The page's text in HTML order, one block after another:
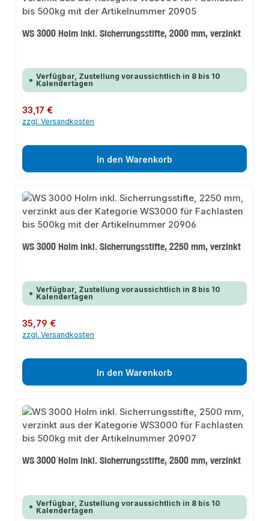
WS 3000 Holm inkl. Sicherrungsstifte, 2000 mm, verzinkt
Verfügbar, Zustellung voraussichtlich in 8 bis 10
Kalendertagen
Regulärer Preis:
33,17 €
zzgl. Versandkosten
In den Warenkorb
WS 3000 Holm inkl. Sicherrungsstifte, 2250 mm, verzinkt
Verfügbar, Zustellung voraussichtlich in 8 bis 10
Kalendertagen
Regulärer Preis:
35,79 €
zzgl. Versandkosten
In den Warenkorb
WS 3000 Holm inkl. Sicherrungsstifte, 2500 mm, verzinkt
Verfügbar, Zustellung voraussichtlich in 8 bis 10
Kalendertagen